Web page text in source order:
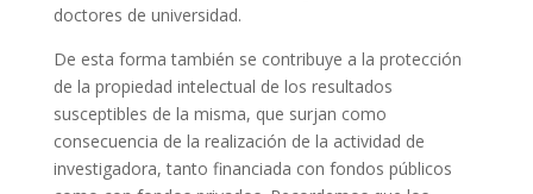
doctores de universidad.
De esta forma también se contribuye a la protección
de la propiedad intelectual de los resultados
susceptibles de la misma, que surjan como
consecuencia de la realización de la actividad de
investigadora, tanto financiada con fondos públicos